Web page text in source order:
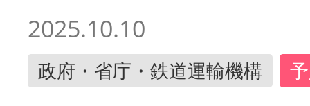
2025.10.10
政府・省庁・鉄道運輸機構